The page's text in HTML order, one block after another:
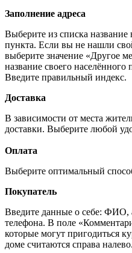
Заполнение адреса
Выберите из списка
пункта. Если вы не нашли
выберите значение «Другое
название своего населённого
Введите правильный индекс.
Доставка
В зависимости от места
доставки. Выберите любой
Оплата
Выберите оптимальный
Покупатель
Введите данные о себе: ФИО,
телефона. В поле
которые могут пригодиться
доме считаются справа налево.